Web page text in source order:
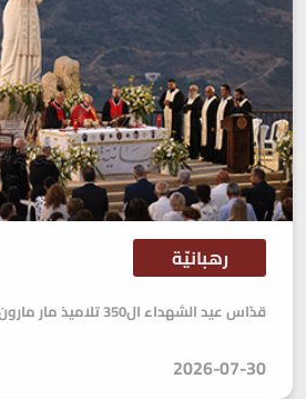
رهبانيّة
قدّاس عيد الشهداء ال350 تلاميذ مار مارون - مجدل المعوش
2026-07-30